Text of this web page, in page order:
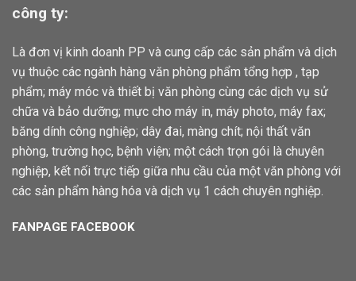
công ty:
Là đơn vị kinh doanh PP và cung cấp các sản phẩm và dịch
vụ thuộc các ngành hàng văn phòng phẩm tổng hợp , tạp
phẩm; máy móc và thiết bị văn phòng cùng các dịch vụ sử
chữa và bảo dưỡng; mực cho máy in, máy photo, máy fax;
băng dính công nghiệp; dây đai, màng chít; nội thất văn
phòng, trường học, bệnh viện; một cách trọn gói là chuyên
nghiệp, kết nối trực tiếp giữa nhu cầu của một văn phòng với
các sản phẩm hàng hóa và dịch vụ 1 cách chuyên nghiệp.
FANPAGE FACEBOOK